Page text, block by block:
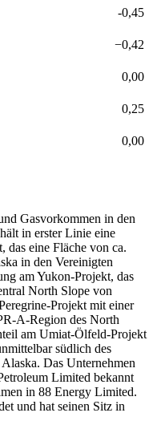
-0,45
−0,42
0,00
0,25
0,00
Gasvorkommen in den
in erster Linie eine
das eine Fläche von ca.
in den Vereinigten
am Yukon-Projekt, das
North Slope von
Projekt mit einer
A-Region des North
am Umiat-Ölfeld-Projekt
südlich des
Das Unternehmen
Limited bekannt
in 88 Energy Limited.
und hat seinen Sitz in